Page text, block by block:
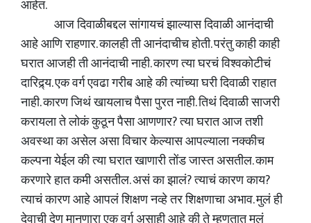
आहेत.
आज दिवाळीबद्दल सांगायचं झाल्यास दिवाळी आनंदाची
आहे आणि राहणार. कालही ती आनंदाचीच होती. परंतु काही काही
घरात आजही ती आनंदाची नाही. कारण त्या घरचं विश्वकोटीचं
दारिद्र्य. एक वर्ग एवढा गरीब आहे की त्यांच्या घरी दिवाळी राहात
नाही. कारण जिथं खायलाच पैसा पुरत नाही. तिथं दिवाळी साजरी
करायला ते लोकं कुठून पैसा आणणार? त्या घरात आज तशी
अवस्था का असेल असा विचार केल्यास आपल्याला नक्कीच
कल्पना येईल की त्या घरात खाणारी तोंड जास्त असतील. काम
करणारे हात कमी असतील. असं का झालं? त्याचं कारण काय?
त्याचं कारण आहे आपलं शिक्षण नव्हे तर शिक्षणाचा अभाव. मुलं ही